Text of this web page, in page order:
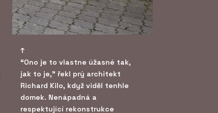
“Ono je to vlastne úžasné tak,
jak to je," řekl prý architekt
Richard Kilo, když viděl tenhle
domek. Nenápadná a
respektující rekonstrukce